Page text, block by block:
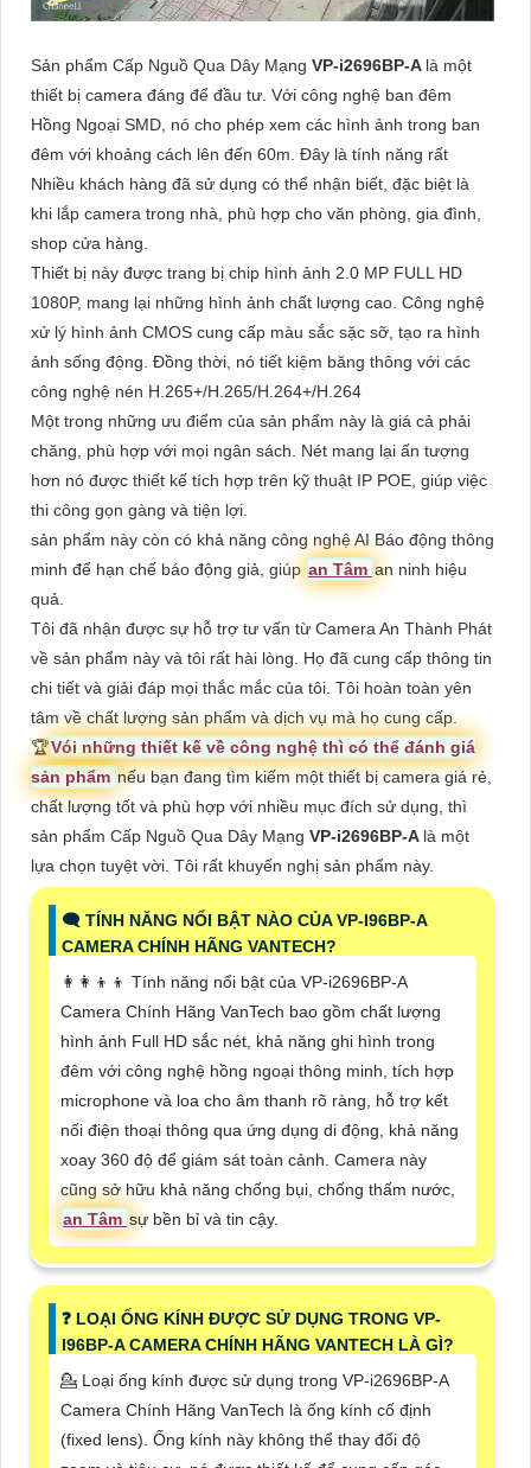
Sản phẩm Cấp Nguồ Qua Dây Mạng VP-i2696BP-A là một
thiết bị camera đáng để đầu tư. Với công nghệ ban đêm
Hồng Ngoại SMD, nó cho phép xem các hình ảnh trong ban
đêm với khoảng cách lên đến 60m. Đây là tính năng rất
Nhiều khách hàng đã sử dụng có thể nhận biết, đặc biệt là
khi lắp camera trong nhà, phù hợp cho văn phòng, gia đình,
shop cửa hàng.
Thiết bị này được trang bị chip hình ảnh 2.0 MP FULL HD
1080P, mang lại những hình ảnh chất lượng cao. Công nghệ
xử lý hình ảnh CMOS cung cấp màu sắc sặc sỡ, tạo ra hình
ảnh sống động. Đồng thời, nó tiết kiệm băng thông với các
công nghệ nén H.265+/H.265/H.264+/H.264
Một trong những ưu điểm của sản phẩm này là giá cả phải
chăng, phù hợp với mọi ngân sách. Nét mang lại ấn tượng
hơn nó được thiết kế tích hợp trên kỹ thuật IP POE, giúp việc
thi công gọn gàng và tiện lợi.
sản phẩm này còn có khả năng công nghệ AI Báo động thông
minh để hạn chế báo động giả, giúp an Tâm an ninh hiệu
quả.
Tôi đã nhận được sự hỗ trợ tư vấn từ Camera An Thành Phát
về sản phẩm này và tôi rất hài lòng. Họ đã cung cấp thông tin
chi tiết và giải đáp mọi thắc mắc của tôi. Tôi hoàn toàn yên
tâm về chất lượng sản phẩm và dịch vụ mà họ cung cấp.
️🏆Vói những thiết kế về công nghệ thì có thể đánh giá
sản phẩmnếu bạn đang tìm kiếm một thiết bị camera giá rẻ,
chất lượng tốt và phù hợp với nhiều mục đích sử dụng, thì
sản phẩm Cấp Nguồ Qua Dây Mạng VP-i2696BP-A là một
lựa chọn tuyệt vời. Tôi rất khuyến nghị sản phẩm này.
🗨️ TÍNH NĂNG NỔI BẬT NÀO CỦA VP-I96BP-A
CAMERA CHÍNH HÃNG VANTECH?
👩‍👩‍👦‍👦 Tính năng nổi bật của VP-i2696BP-A
Camera Chính Hãng VanTech bao gồm chất lượng
hình ảnh Full HD sắc nét, khả năng ghi hình trong
đêm với công nghệ hồng ngoại thông minh, tích hợp
microphone và loa cho âm thanh rõ ràng, hỗ trợ kết
nối điện thoại thông qua ứng dụng di động, khả năng
xoay 360 độ để giám sát toàn cảnh. Camera này
cũng sở hữu khả năng chống bụi, chống thấm nước,
an Tâm sự bền bỉ và tin cậy.
️❓ LOẠI ỐNG KÍNH ĐƯỢC SỬ DỤNG TRONG VP-
I96BP-A CAMERA CHÍNH HÃNG VANTECH LÀ GÌ?
💁 Loại ống kính được sử dụng trong VP-i2696BP-A
Camera Chính Hãng VanTech là ống kính cố định
(fixed lens). Ống kính này không thể thay đổi độ